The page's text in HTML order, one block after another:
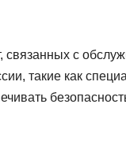
связанных с
такие как